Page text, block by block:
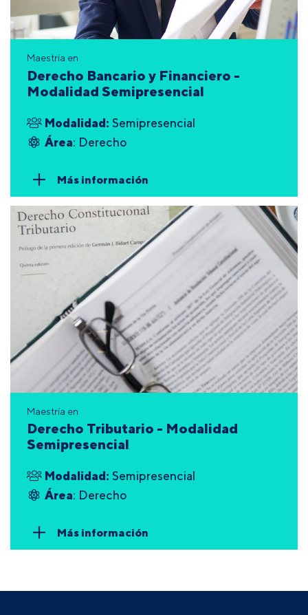
Maestría en
Derecho Bancario y Financiero -
Modalidad Semipresencial
Modalidad: Semipresencial
Área: Derecho
Más información
Maestría en
Derecho Tributario - Modalidad
Semipresencial
Modalidad: Semipresencial
Área: Derecho
Más información